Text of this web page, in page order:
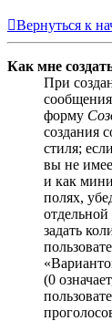
Вернуться к
Как мне
При
форму
создания
стиля;
вы не
и как
полях,
задать
(0